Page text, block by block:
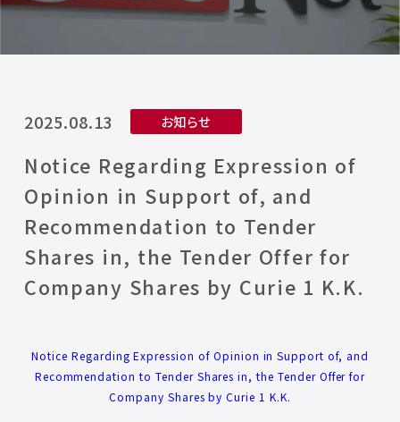
2025.08.13 お知らせ
Notice Regarding Expression of
Opinion in Support of, and
Recommendation to Tender
Shares in, the Tender Offer for
Company Shares by Curie 1 K.K.
Notice Regarding Expression of Opinion in Support of, and
Recommendation to Tender Shares in, the Tender Offer for
Company Shares by Curie 1 K.K.